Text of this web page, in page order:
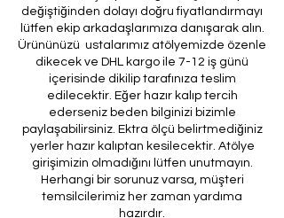
değiştiğinden dolayı doğru fiyatlandırmayı
lütfen ekip arkadaşlarımıza danışarak alın.
Ürününüzü ustalarımız atölyemizde özenle
dikecek ve DHL kargo ile 7-12 iş günü
içerisinde dikilip tarafınıza teslim
edilecektir. Eğer hazır kalıp tercih
ederseniz beden bilginizi bizimle
paylaşabilirsiniz. Ektra ölçü belirtmediğiniz
yerler hazır kalıptan kesilecektir. Atölye
girişimizin olmadığını lütfen unutmayın.
Herhangi bir sorunuz varsa, müşteri
temsilcilerimiz her zaman yardıma
hazırdır.